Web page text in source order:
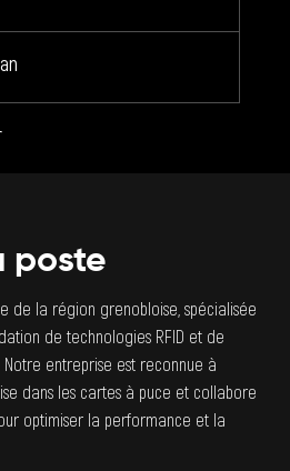
poste
de la région grenobloise, spécialisée
de technologies RFID et de
entreprise est reconnue à
dans les cartes à puce et collabore
optimiser la performance et la